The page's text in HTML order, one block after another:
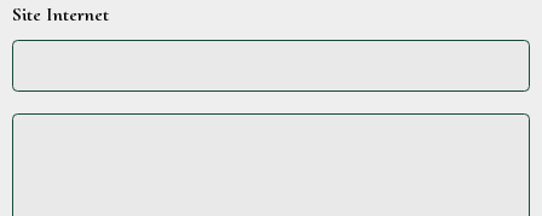
Site Internet